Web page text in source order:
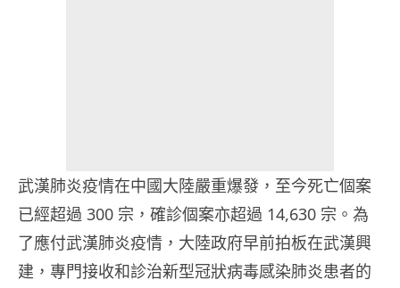
武漢肺炎疫情在中國大陸嚴重爆發，至今死亡個案
已經超過 300 宗，確診個案亦超過 14,630 宗。為
了應付武漢肺炎疫情，大陸政府早前拍板在武漢興
建，專門接收和診治新型冠狀病毒感染肺炎患者的